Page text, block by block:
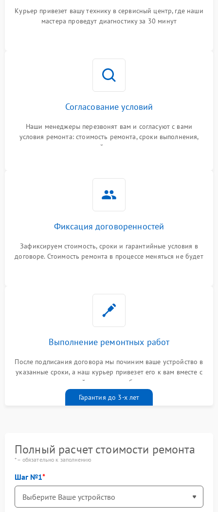
Курьер привезет вашу технику в сервисный центр, где наши
мастера проведут диагностику за 30 минут
Согласование условий
Наши менеджеры перезвонят вам и согласуют с вами
условия ремонта: стоимость ремонта, сроки выполнения,
гарантийные условия
Фиксация договоренностей
Зафиксируем стоимость, сроки и гарантийные условия в
договоре. Стоимость ремонта в процессе меняться не будет
Выполнение ремонтных работ
После подписания договора мы починим ваше устройство в
указанные сроки, а наш курьер привезет его к вам вместе с
гарантийным талоном бесплатно
Гарантия до 3-х лет
Полный расчет стоимости ремонта
* – обязательно к заполнению
Шаг №1